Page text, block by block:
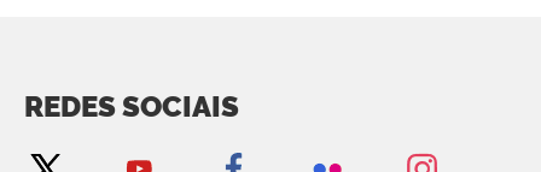
REDES SOCIAIS